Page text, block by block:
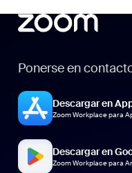
Ponerse en
Descargar en
Zoom Workplace para
Descargar en
Zoom Workplace para